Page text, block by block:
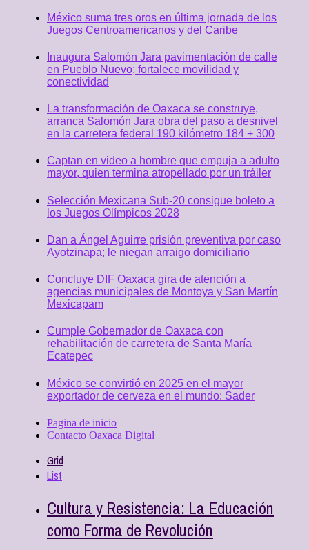
México suma tres oros en última jornada de los
Juegos Centroamericanos y del Caribe
Inaugura Salomón Jara pavimentación de calle
en Pueblo Nuevo; fortalece movilidad y
conectividad
La transformación de Oaxaca se construye,
arranca Salomón Jara obra del paso a desnivel
en la carretera federal 190 kilómetro 184 + 300
Captan en video a hombre que empuja a adulto
mayor, quien termina atropellado por un tráiler
Selección Mexicana Sub-20 consigue boleto a
los Juegos Olímpicos 2028
Dan a Ángel Aguirre prisión preventiva por caso
Ayotzinapa; le niegan arraigo domiciliario
Concluye DIF Oaxaca gira de atención a
agencias municipales de Montoya y San Martín
Mexicapam
Cumple Gobernador de Oaxaca con
rehabilitación de carretera de Santa María
Ecatepec
México se convirtió en 2025 en el mayor
exportador de cerveza en el mundo: Sader
Pagina de inicio
Contacto Oaxaca Digital
Grid
List
Cultura y Resistencia: La Educación
como Forma de Revolución